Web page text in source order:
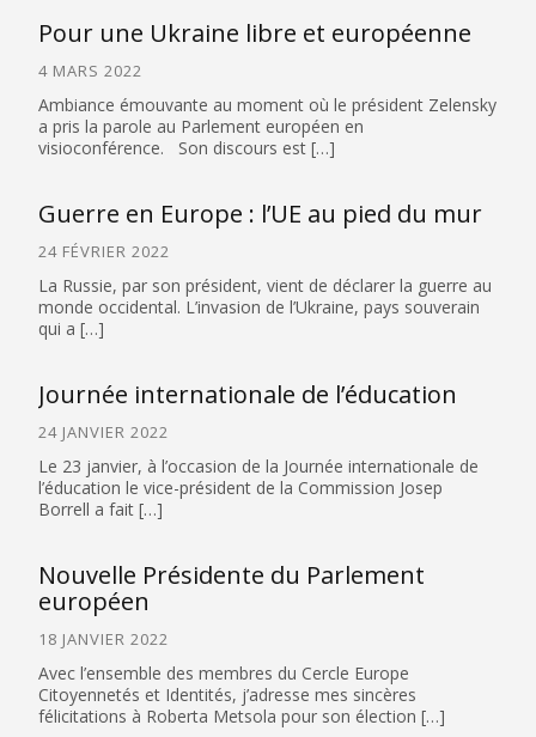
Pour une Ukraine libre et européenne
4 MARS 2022
Ambiance émouvante au moment où le président Zelensky
a pris la parole au Parlement européen en
visioconférence. Son discours est […]
Guerre en Europe : l’UE au pied du mur
24 FÉVRIER 2022
La Russie, par son président, vient de déclarer la guerre au
monde occidental. L’invasion de l’Ukraine, pays souverain
qui a […]
Journée internationale de l’éducation
24 JANVIER 2022
Le 23 janvier, à l’occasion de la Journée internationale de
l’éducation le vice-président de la Commission Josep
Borrell a fait […]
Nouvelle Présidente du Parlement
européen
18 JANVIER 2022
Avec l’ensemble des membres du Cercle Europe
Citoyennetés et Identités, j’adresse mes sincères
félicitations à Roberta Metsola pour son élection […]